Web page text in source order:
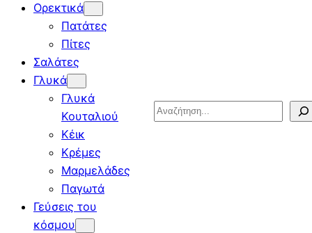
Ορεκτικά
Πατάτες
Πίτες
Σαλάτες
Γλυκά
Γλυκά
Κουταλιού
Κέικ
Κρέμες
Μαρμελάδες
Παγωτά
Γεύσεις του
κόσμου
Search